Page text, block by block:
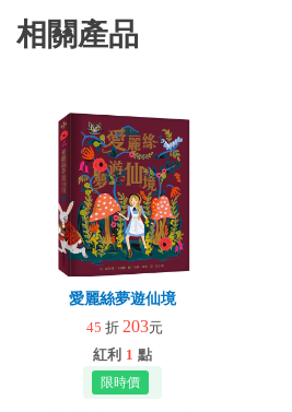
相關產品
愛麗絲夢遊仙境
45 折 203元
紅利 1 點